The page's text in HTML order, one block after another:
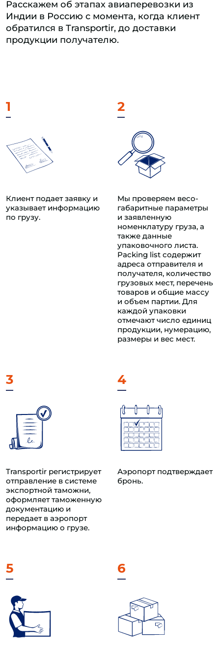
Расскажем об этапах авиаперевозки из
Индии в Россию с момента, когда клиент
обратился в Transportir, до доставки
продукции получателю.
1
Клиент подает заявку и
указывает информацию
по грузу.
2
Мы проверяем весо-
габаритные параметры
и заявленную
номенклатуру груза, а
также данные
упаковочного листа.
Packing list содержит
адреса отправителя и
получателя, количество
грузовых мест, перечень
товаров и общие массу
и объем партии. Для
каждой упаковки
отмечают число единиц
продукции, нумерацию,
размеры и вес мест.
3
Transportir регистрирует
отправление в системе
экспортной таможни,
оформляет таможенную
документацию и
передает в аэропорт
информацию о грузе.
4
Аэропорт подтверждает
бронь.
5 6